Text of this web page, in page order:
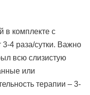
в комплекте с
4 раза/сутки. Важно
всю слизистую
или
терапии – 3-